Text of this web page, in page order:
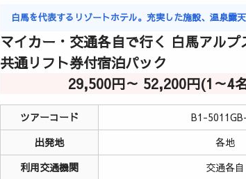
白馬を代表するリゾートホテル。充実した施設、温泉露
マイカー・交通各自で行く 白馬アル
共通リフト券付宿泊パック
29,500円～ 52,200円(1～4名
ツアーコード
B1-
出発地
各地
利用交通機関
交通各自